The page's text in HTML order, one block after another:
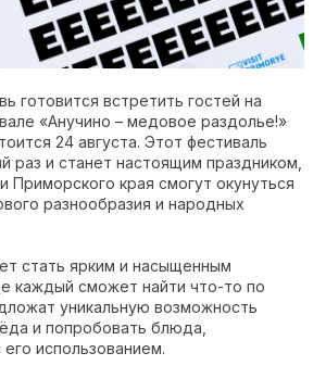
готовится встретить гостей на
«Анучино – медовое раздолье!»
24 августа. Этот фестиваль
раз и станет настоящим праздником,
Приморского края смогут окунуться
разнообразия и народных
стать ярким и насыщенным
каждый сможет найти что-то по
уникальную возможность
и попробовать блюда,
использованием.